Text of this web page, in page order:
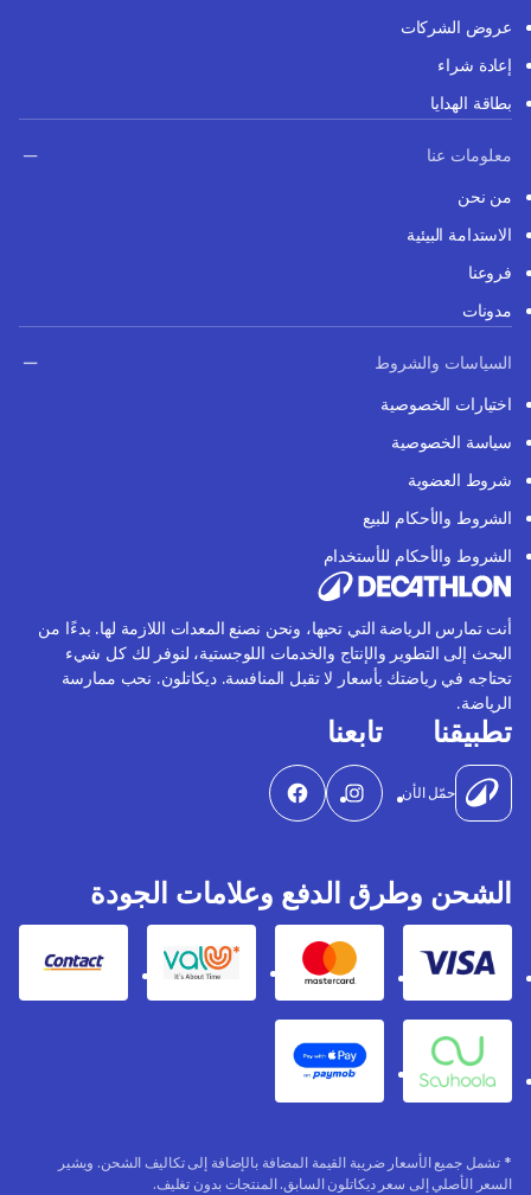
عروض الشركات
إعادة شراء
بطاقة الهدايا
معلومات عنا
من نحن
الاستدامة البيئية
فروعنا
مدونات
السياسات والشروط
اختيارات الخصوصية
سياسة الخصوصية
شروط العضوية
الشروط والأحكام للبيع
الشروط والأحكام للأستخدام
أنت تمارس الرياضة التي تحبها، ونحن نصنع المعدات اللازمة لها. بدءًا من
البحث إلى التطوير والإنتاج والخدمات اللوجستية، لنوفر لك كل شيء
تحتاجه في رياضتك بأسعار لا تقبل المنافسة. ديكاتلون. نحب ممارسة
الرياضة.
تطبيقنا
حمّل الأن
تابعنا
الشحن وطرق الدفع وعلامات الجودة
Visa
Mastercard
Valu
Contact
Souhoola
Apple Pay
* تشمل جميع الأسعار ضريبة القيمة المضافة بالإضافة إلى تكاليف الشحن. ويشير
السعر الأصلي إلى سعر ديكاتلون السابق. المنتجات بدون تغليف.